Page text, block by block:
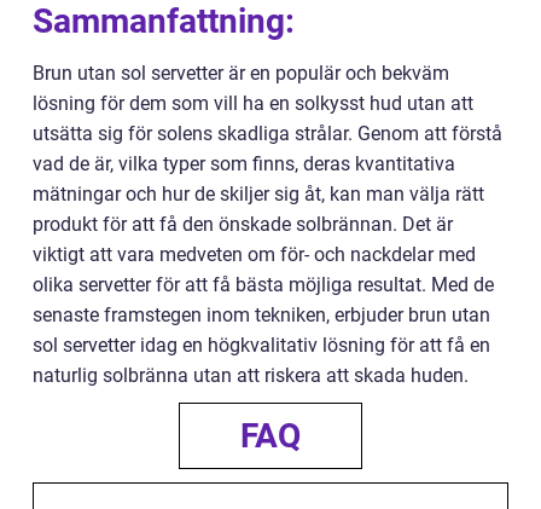
Sammanfattning:
Brun utan sol servetter är en populär och bekväm
lösning för dem som vill ha en solkysst hud utan att
utsätta sig för solens skadliga strålar. Genom att förstå
vad de är, vilka typer som finns, deras kvantitativa
mätningar och hur de skiljer sig åt, kan man välja rätt
produkt för att få den önskade solbrännan. Det är
viktigt att vara medveten om för- och nackdelar med
olika servetter för att få bästa möjliga resultat. Med de
senaste framstegen inom tekniken, erbjuder brun utan
sol servetter idag en högkvalitativ lösning för att få en
naturlig solbränna utan att riskera att skada huden.
FAQ